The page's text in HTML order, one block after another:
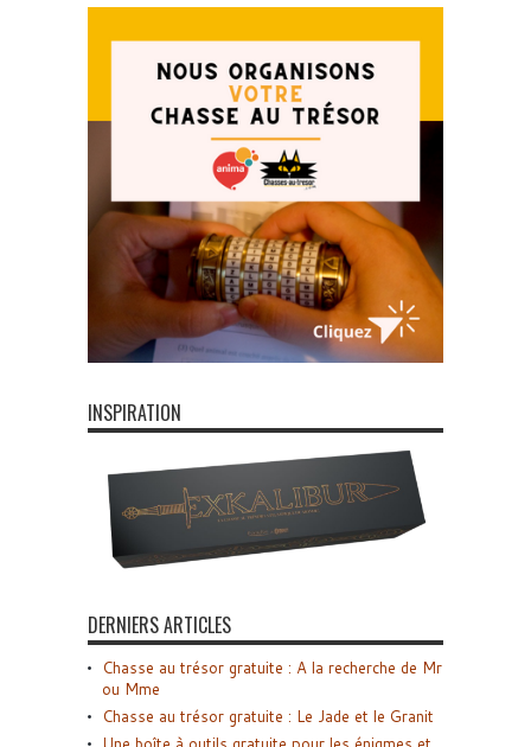
INSPIRATION
DERNIERS ARTICLES
Chasse au trésor gratuite : A la recherche de Mr
ou Mme
Chasse au trésor gratuite : Le Jade et le Granit